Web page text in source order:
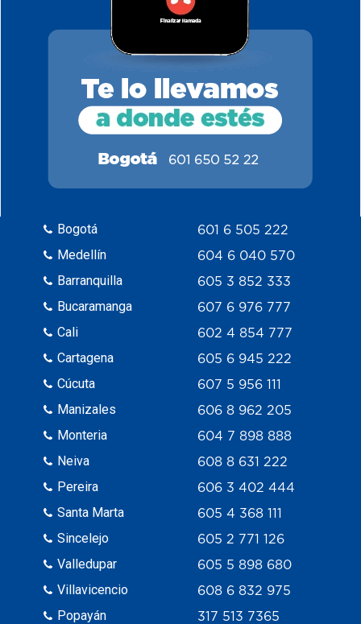
estrías, ya que la piel se vuelve más
elástica y lubricada.
Bogotá
Medellín
Barranquilla
Bucaramanga
Cali
Cartagena
Cúcuta
Manizales
Monteria
Neiva
Pereira
Santa Marta
Sincelejo
Valledupar
Villavicencio
Popayán
601 6 505 222
604 6 040 570
605 3 852 333
607 6 976 777
602 4 854 777
605 6 945 222
607 5 956 111
606 8 962 205
604 7 898 888
608 8 631 222
606 3 402 444
605 4 368 111
605 2 771 126
605 5 898 680
608 6 832 975
317 513 7365